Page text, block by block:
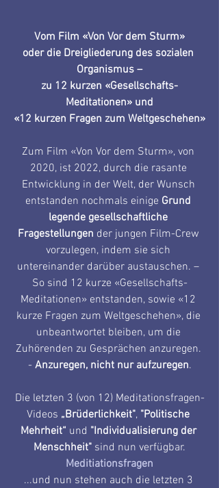
Vom Film «Von Vor dem Sturm»
oder die Dreigliederung des sozialen
Organismus –
zu 12 kurzen «Gesellschafts-
Meditationen» und
«12 kurzen Fragen zum Weltgeschehen»
Zum Film «Von Vor dem Sturm», von
2020, ist 2022, durch die rasante
Entwicklung in der Welt, der Wunsch
entstanden nochmals einige Grund
legende gesellschaftliche
Fragestellungen der jungen Film-Crew
vorzulegen, indem sie sich
untereinander darüber austauschen. –
So sind 12 kurze «Gesellschafts-
Meditationen» entstanden, sowie «12
kurze Fragen zum Weltgeschehen», die
unbeantwortet bleiben, um die
Zuhörenden zu Gesprächen anzuregen.
- Anzuregen, nicht nur aufzuregen.
Die letzten 3 (von 12) Meditationsfragen-
Videos „Brüderlichkeit", "Politische
Mehrheit“ und "Individualisierung der
Menschheit" sind nun verfügbar.
Meditiationsfragen
...und nun stehen auch die letzten 3